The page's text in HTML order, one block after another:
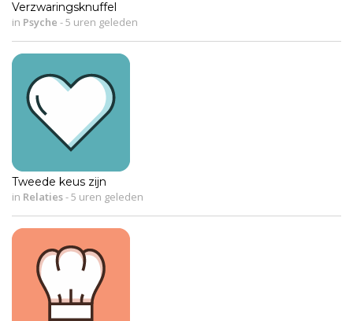
Verzwaringsknuffel
in Psyche -5 uren geleden
Tweede keus zijn
in Relaties-5 uren geleden